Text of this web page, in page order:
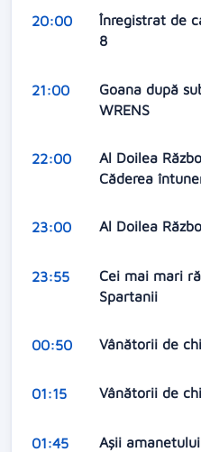
20:00
Înregistrat de
8
21:00
Goana după
WRENS
22:00
Al Doilea
Căderea
23:00 Al Doilea
23:55
Cei mai mari
Spartanii
00:50 Vânătorii de
01:15 Vânătorii de
01:45 Aşii